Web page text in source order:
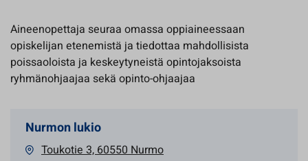
Aineenopettaja seuraa omassa oppiaineessaan
opiskelijan etenemistä ja tiedottaa mahdollisista
poissaoloista ja keskeytyneistä opintojaksoista
ryhmänohjaajaa sekä opinto-ohjaajaa
Nurmon lukio
Toukotie 3, 60550 Nurmo